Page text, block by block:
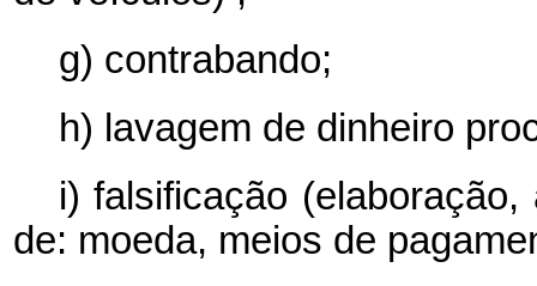
g) contrabando;
h) lavagem de dinheiro
i) falsificação
de: moeda, meios de